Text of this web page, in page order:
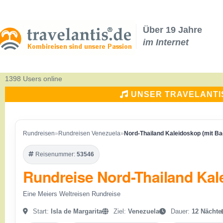
Über 19 Jahre
im Internet
1398 Users online
UNSER
Rundreisen» Rundreisen Venezuela» Nord-Thailand Kaleidoskop (mit
Reisenummer: 53546
Rundreise Nord-Thailand
Eine Meiers Weltreisen Rundreise
Start: Isla de Margarita Ziel: Venezuela Dauer: 12 Nächte